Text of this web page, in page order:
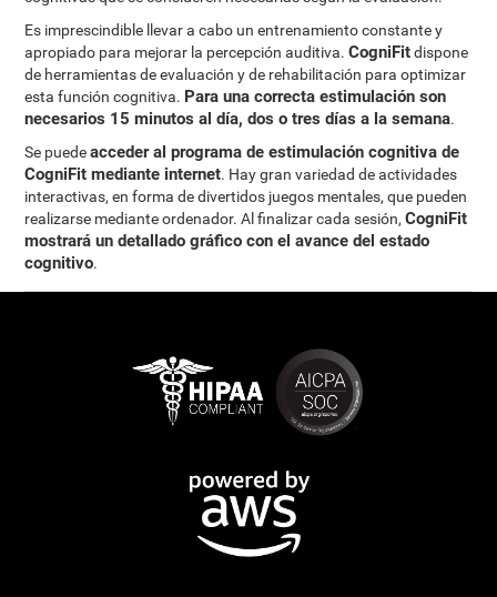
Es imprescindible llevar a cabo un entrenamiento constante y
apropiado para mejorar la percepción auditiva.CogniFitdispone
de herramientas de evaluación y de rehabilitación para optimizar
esta función cognitiva. Para una correcta estimulación son
necesarios 15 minutos al día, dos o tres días a la semana.
Se puedeacceder al programa de estimulación cognitiva de
CogniFit mediante internet. Hay gran variedad de actividades
interactivas, en forma de divertidos juegos mentales, que pueden
realizarse mediante ordenador. Al finalizar cada sesión,CogniFit
mostrará un detallado gráfico con el avance del estado
cognitivo.